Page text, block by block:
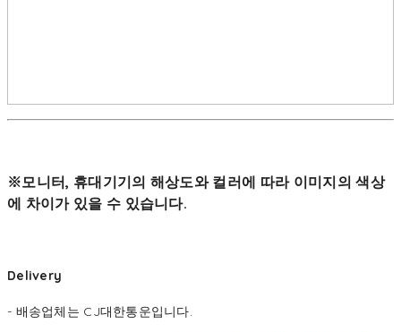
※모니터, 휴대기기의 해상도와 컬러에 따라 이미지의 색상
에 차이가 있을 수 있습니다.
Delivery
- 배송업체는 CJ대한통운입니다.